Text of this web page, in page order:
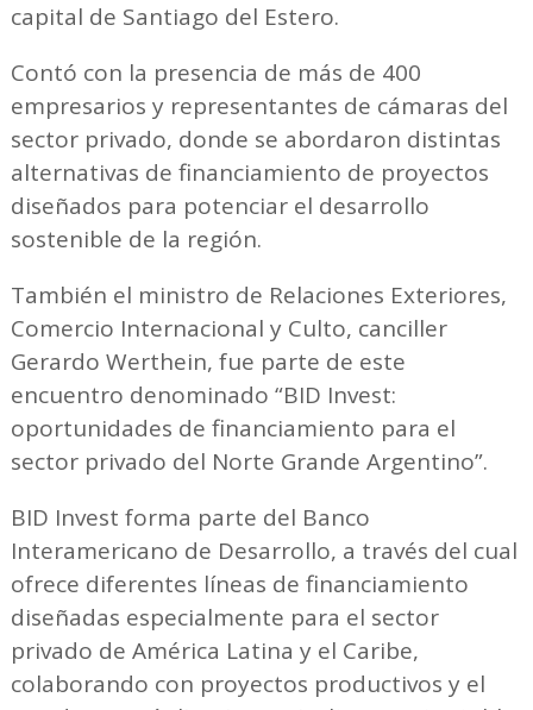
capital de Santiago del Estero.
Contó con la presencia de más de 400
empresarios y representantes de cámaras del
sector privado, donde se abordaron distintas
alternativas de financiamiento de proyectos
diseñados para potenciar el desarrollo
sostenible de la región.
También el ministro de Relaciones Exteriores,
Comercio Internacional y Culto, canciller
Gerardo Werthein, fue parte de este
encuentro denominado “BID Invest:
oportunidades de financiamiento para el
sector privado del Norte Grande Argentino”.
BID Invest forma parte del Banco
Interamericano de Desarrollo, a través del cual
ofrece diferentes líneas de financiamiento
diseñadas especialmente para el sector
privado de América Latina y el Caribe,
colaborando con proyectos productivos y el